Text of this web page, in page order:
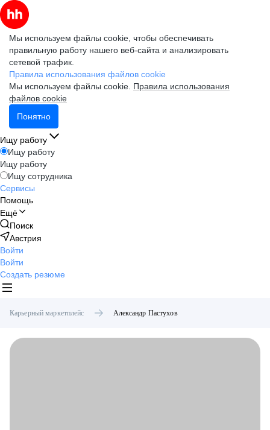
Мы используем файлы cookie, чтобы обеспечивать
правильную работу нашего веб-сайта и анализировать
сетевой трафик.
Правила использования файлов cookie
Мы используем файлы cookie. Правила использования
файлов cookie
Понятно
Ищу работу
Ищу работу
Ищу работу
Ищу сотрудника
Сервисы
Помощь
Ещё
Поиск
Австрия
Войти
Войти
Создать резюме
Карьерный маркетплейс Александр Пастухов